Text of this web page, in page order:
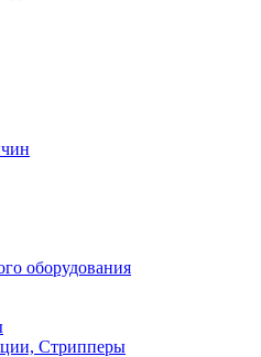
оборудования
Стрипперы